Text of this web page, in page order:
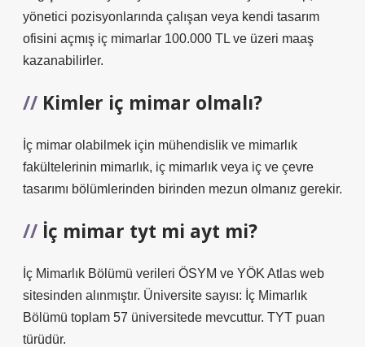
yönetici pozisyonlarında çalışan veya kendi tasarım
ofisini açmış iç mimarlar 100.000 TL ve üzeri maaş
kazanabilirler.
Kimler iç mimar olmalı?
İç mimar olabilmek için mühendislik ve mimarlık
fakültelerinin mimarlık, iç mimarlık veya iç ve çevre
tasarımı bölümlerinden birinden mezun olmanız gerekir.
İç mimar tyt mi ayt mi?
İç Mimarlık Bölümü verileri ÖSYM ve YÖK Atlas web
sitesinden alınmıştır. Üniversite sayısı: İç Mimarlık
Bölümü toplam 57 üniversitede mevcuttur. TYT puan
türüdür.